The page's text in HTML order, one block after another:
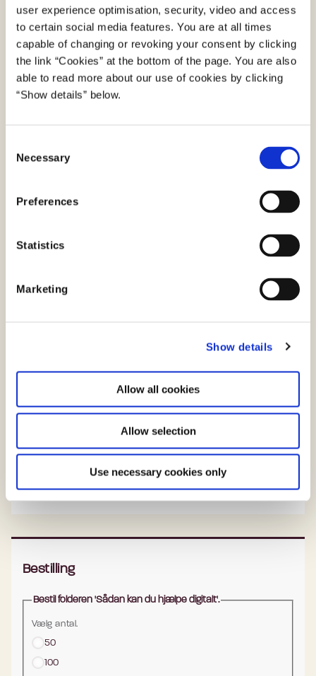
user experience optimisation, security, video and access
to certain social media features. You are at all times
capable of changing or revoking your consent by clicking
the link “Cookies” at the bottom of the page. You are also
able to read more about our use of cookies by clicking
“Show details” below.
Necessary
Preferences
Statistics
Marketing
Show details
Allow all cookies
Allow selection
Use necessary cookies only
Hent tekstpakke
Hent tekstpakke [tilgængelig pdf]
Kampagnesitet borger.dk/digitalhjælp
selvbetjeningen
Bestilling
Bestil folderen 'Sådan kan du hjælpe digitalt'.
Vælg antal.
50
100